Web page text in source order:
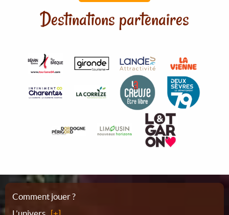
Destinations partenaires
Plan
Comment jouer ?
L’univers